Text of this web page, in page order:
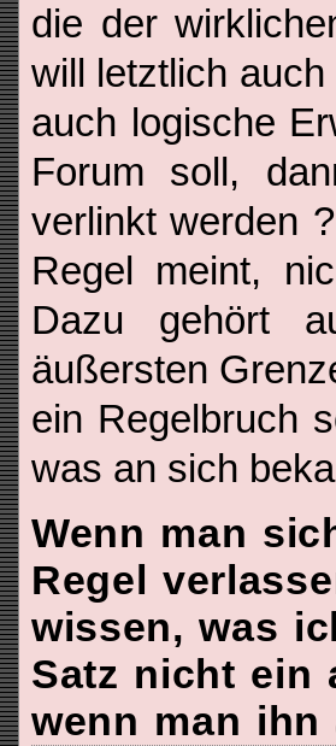
die der
will letztlich
auch logische
Forum soll,
verlinkt werden
Regel meint,
Dazu gehört
äußersten
ein Regelbruch
was an sich
Wenn man
Regel
wissen, was
Satz nicht ein
wenn man